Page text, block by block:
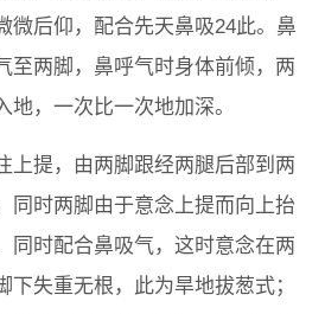
微后仰，配合先天鼻吸24此。鼻
至两脚，鼻呼气时身体前倾，两
地，一次比一次地加深。
上提，由两脚跟经两腿后部到两
同时两脚由于意念上提而向上抬
同时配合鼻吸气，这时意念在两
下失重无根，此为旱地拔葱式；